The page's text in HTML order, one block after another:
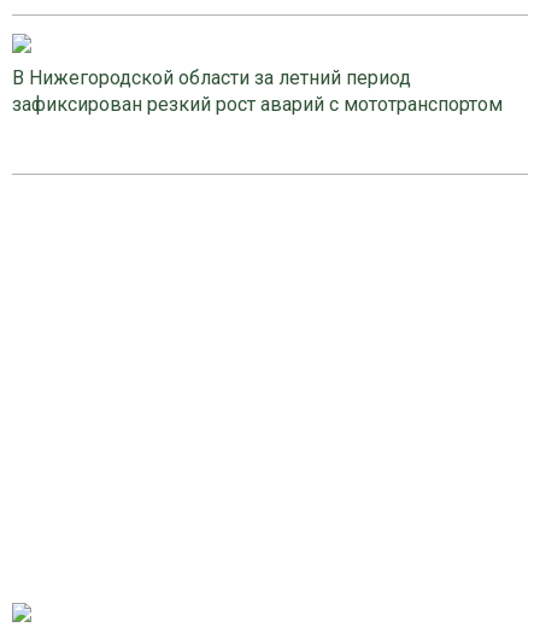
В Нижегородской области за летний период
зафиксирован резкий рост аварий с мототранспортом